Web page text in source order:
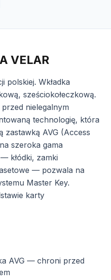
VELAR
polskiej. Wkładka
sześciokołeczkową.
nielegalnym
technologię, która
zastawką AVG (Access
szeroka gama
kłódki, zamki
— pozwala na
Master Key.
karty
AVG — chroni przed